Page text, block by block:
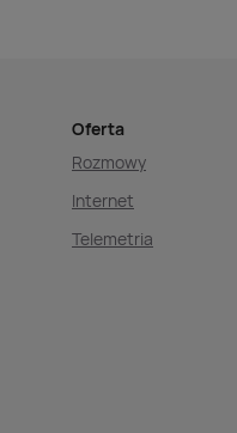
Oferta
Rozmowy
Internet
Telemetria